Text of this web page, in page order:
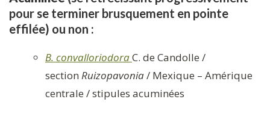
pour se terminer brusquement en pointe
effilée) ou non :
B. convalloriodoraC. de Candolle /
section Ruizopavonia/ Mexique – Amérique
centrale / stipules acuminées